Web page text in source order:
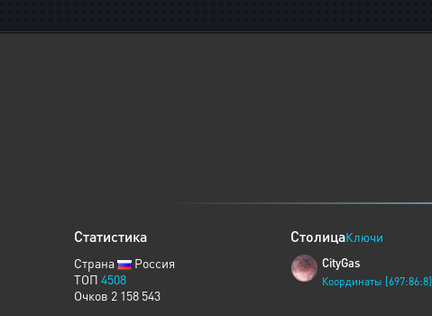
Статистика
Страна
Россия
ТОП 4508
Очков 2 158 543
СтолицаКлючи
CityGas
Координаты [697:86:8]